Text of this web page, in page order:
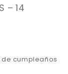
– 14
cumpleaños